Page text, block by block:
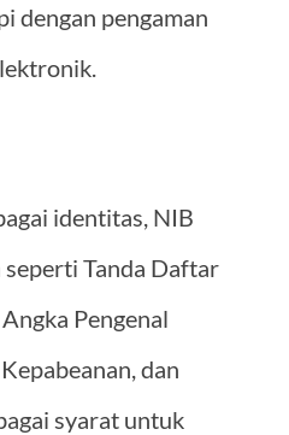
dengan pengaman
identitas, NIB
Tanda Daftar
Pengenal
dan
syarat untuk